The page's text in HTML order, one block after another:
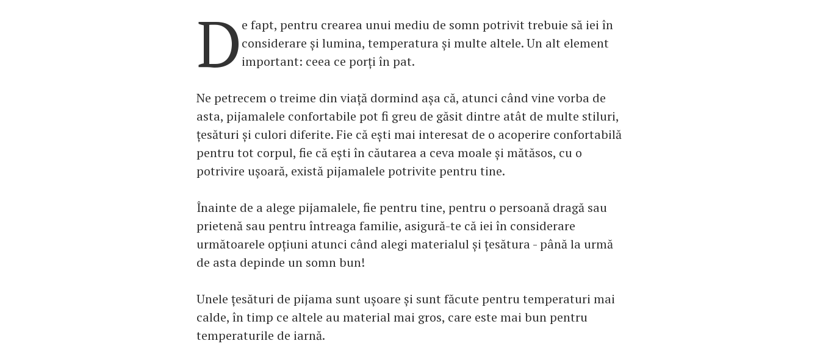
D e fapt, pentru crearea unui mediu de somn potrivit trebuie să iei în
considerare și lumina, temperatura și multe altele. Un alt element
important: ceea ce porți în pat.
Ne petrecem o treime din viață dormind așa că, atunci când vine vorba de
asta, pijamalele confortabile pot fi greu de găsit dintre atât de multe stiluri,
țesături și culori diferite. Fie că ești mai interesat de o acoperire confortabilă
pentru tot corpul, fie că ești în căutarea a ceva moale și mătăsos, cu o
potrivire ușoară, există pijamalele potrivite pentru tine.
Înainte de a alege pijamalele, fie pentru tine, pentru o persoană dragă sau
prietenă sau pentru întreaga familie, asigură-te că iei în considerare
următoarele opțiuni atunci când alegi materialul și țesătura - până la urmă
de asta depinde un somn bun!
Unele țesături de pijama sunt ușoare și sunt făcute pentru temperaturi mai
calde, în timp ce altele au material mai gros, care este mai bun pentru
temperaturile de iarnă.